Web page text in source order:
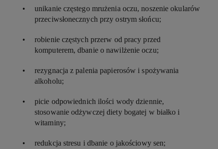
unikanie częstego mrużenia oczu, noszenie okularów
przeciwsłonecznych przy ostrym słońcu;
robienie częstych przerw od pracy przed
komputerem, dbanie o nawilżenie oczu;
rezygnacja z palenia papierosów i spożywania
alkoholu;
picie odpowiednich ilości wody dziennie,
stosowanie odżywczej diety bogatej w białko i
witaminy;
redukcja stresu i dbanie o jakościowy sen;